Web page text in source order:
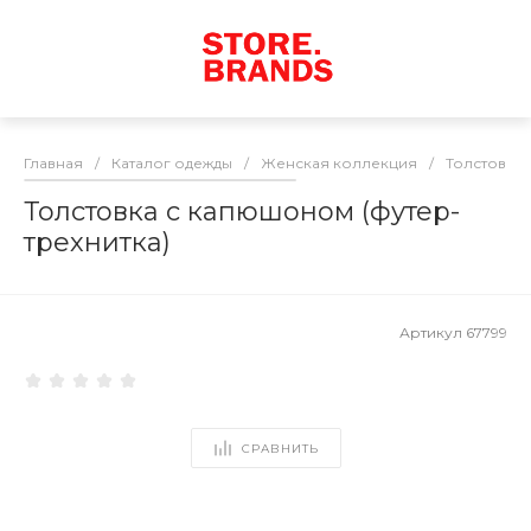
Главная / Каталог одежды / Женская коллекция / Толстовки
Толстовка с капюшоном (футер-
трехнитка)
Артикул 67799
СРАВНИТЬ